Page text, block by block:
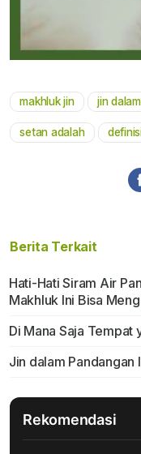
makhluk jin jin
setan adalah
Berita Terkait
Hati-Hati Siram Air
Makhluk Ini Bisa
Di Mana Saja Tempat
Jin dalam Pandangan
Rekomendasi